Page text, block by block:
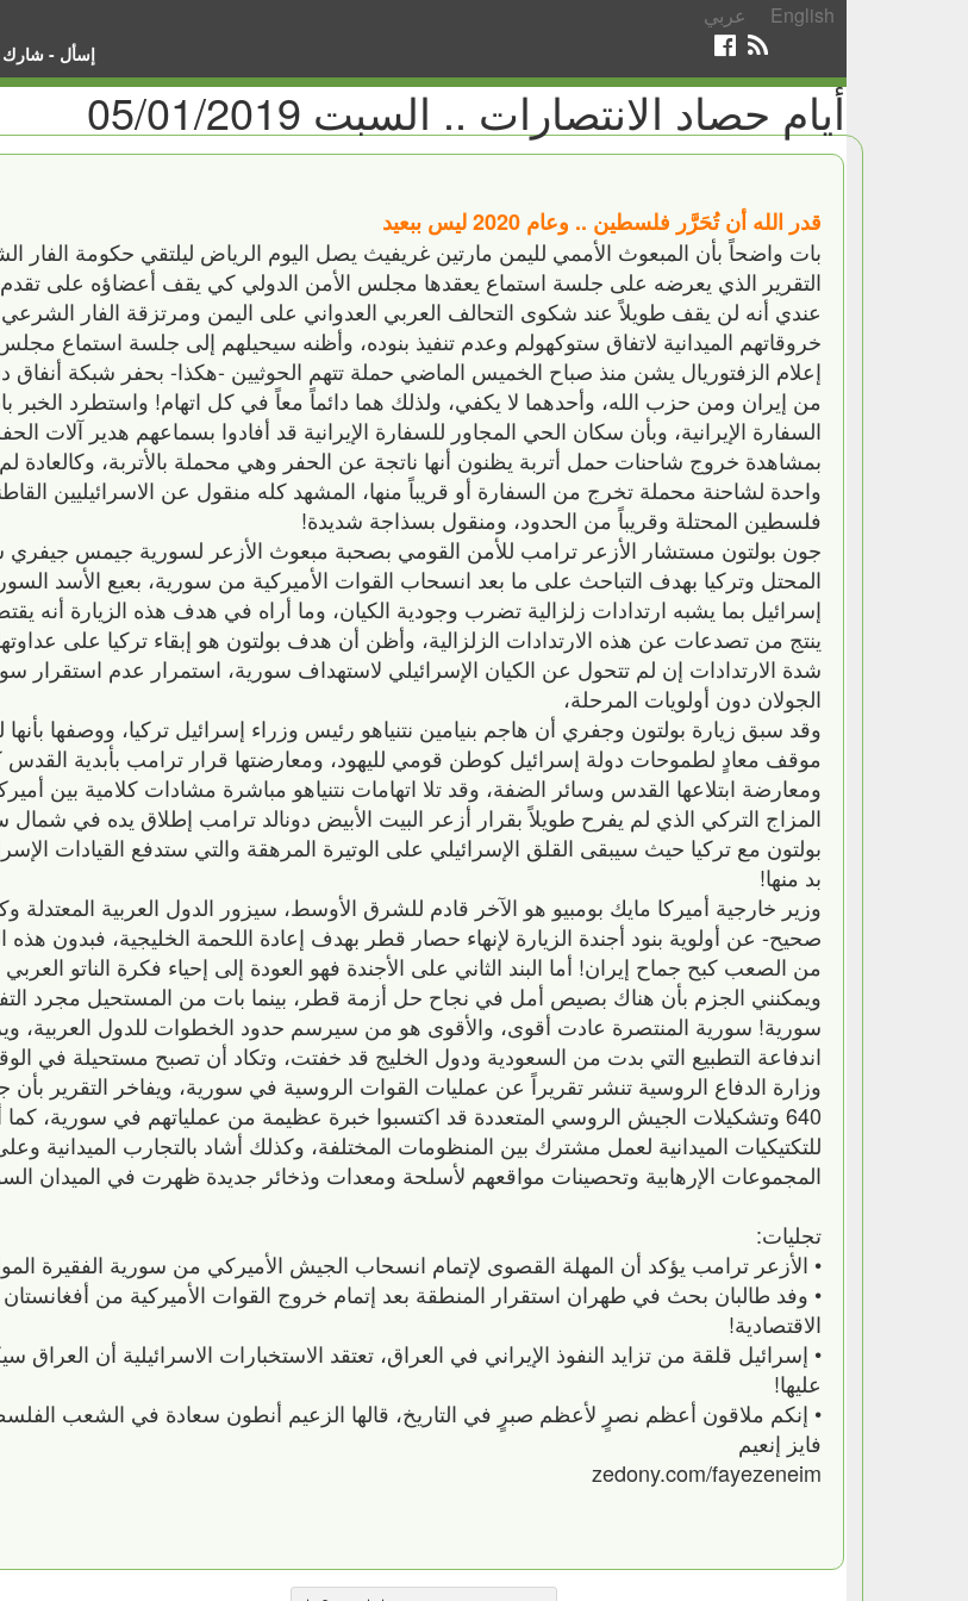
عربي English
إسأل - شارك
أيام حصاد الانتصارات .. السبت 05/01/2019
قدر الله أن تُحَرَّر فلسطين .. وعام 2020 ليس ببعيد
بات واضحاً بأن المبعوث الأممي لليمن مارتين غريفيث يصل اليوم الرياض ليلتقي حكومة الفار
التقرير الذي يعرضه على جلسة استماع يعقدها مجلس الأمن الدولي كي يقف أعضاؤه على
عندي أنه لن يقف طويلاً عند شكوى التحالف العربي العدواني على اليمن ومرتزقة الفار
خروقاتهم الميدانية لاتفاق ستوكهولم وعدم تنفيذ بنوده، وأظنه سيحيلهم إلى جلسة استماع مجلس
إعلام الزفتوريال يشن منذ صباح الخميس الماضي حملة تتهم الحوثيين -هكذا- بحفر شبكة أنفاق
من إيران ومن حزب الله، وأحدهما لا يكفي، ولذلك هما دائماً معاً في كل اتهام! واستطرد الخبر
السفارة الإيرانية، وبأن سكان الحي المجاور للسفارة الإيرانية قد أفادوا بسماعهم هدير آلات
بمشاهدة خروج شاحنات حمل أتربة يظنون أنها ناتجة عن الحفر وهي محملة بالأتربة، وكالعادة
واحدة لشاحنة محملة تخرج من السفارة أو قريباً منها، المشهد كله منقول عن الاسرائيليين
فلسطين المحتلة وقريباً من الحدود، ومنقول بسذاجة شديدة!
جون بولتون مستشار الأزعر ترامب للأمن القومي بصحبة مبعوث الأزعر لسورية جيمس
المحتل وتركيا بهدف التباحث على ما بعد انسحاب القوات الأميركية من سورية، بعبع الأسد
إسرائيل بما يشبه ارتدادات زلزالية تضرب وجودية الكيان، وما أراه في هدف هذه الزيارة أنه
ينتج من تصدعات عن هذه الارتدادات الزلزالية، وأظن أن هدف بولتون هو إبقاء تركيا على
شدة الارتدادات إن لم تتحول عن الكيان الإسرائيلي لاستهداف سورية، استمرار عدم استقرار
الجولان دون أولويات المرحلة،
وقد سبق زيارة بولتون وجفري أن هاجم بنيامين نتنياهو رئيس وزراء إسرائيل تركيا، ووصفها
موقف معادٍ لطموحات دولة إسرائيل كوطن قومي لليهود، ومعارضتها قرار ترامب بأبدية القدس
ومعارضة ابتلاعها القدس وسائر الضفة، وقد تلا اتهامات نتنياهو مباشرة مشادات كلامية بين
المزاج التركي الذي لم يفرح طويلاً بقرار أزعر البيت الأبيض دونالد ترامب إطلاق يده في
بولتون مع تركيا حيث سيبقى القلق الإسرائيلي على الوتيرة المرهقة والتي ستدفع القيادات
بد منها!
وزير خارجية أميركا مايك بومبيو هو الآخر قادم للشرق الأوسط، سيزور الدول العربية المعتدلة
صحيح- عن أولوية بنود أجندة الزيارة لإنهاء حصار قطر بهدف إعادة اللحمة الخليجية، فبدون
من الصعب كبح جماح إيران! أما البند الثاني على الأجندة فهو العودة إلى إحياء فكرة الناتو
ويمكنني الجزم بأن هناك بصيص أمل في نجاح حل أزمة قطر، بينما بات من المستحيل مجرد
سورية! سورية المنتصرة عادت أقوى، والأقوى هو من سيرسم حدود الخطوات للدول العربية،
اندفاعة التطبيع التي بدت من السعودية ودول الخليج قد خفتت، وتكاد أن تصبح مستحيلة في
وزارة الدفاع الروسية تنشر تقريراً عن عمليات القوات الروسية في سورية، ويفاخر التقرير
640 وتشكيلات الجيش الروسي المتعددة قد اكتسبوا خبرة عظيمة من عملياتهم في سورية، كما
للتكتيكيات الميدانية لعمل مشترك بين المنظومات المختلفة، وكذلك أشاد بالتجارب الميدانية
المجموعات الإرهابية وتحصينات مواقعهم لأسلحة ومعدات وذخائر جديدة ظهرت في الميدان
تجليات:
• الأزعر ترامب يؤكد أن المهلة القصوى لإتمام انسحاب الجيش الأميركي من سورية الفقيرة
• وفد طالبان بحث في طهران استقرار المنطقة بعد إتمام خروج القوات الأميركية من
الاقتصادية!
• إسرائيل قلقة من تزايد النفوذ الإيراني في العراق، تعتقد الاستخبارات الاسرائيلية أن
عليها!
• إنكم ملاقون أعظم نصرٍ لأعظم صبرٍ في التاريخ، قالها الزعيم أنطون سعادة في الشعب
فايز إنعيم
zedony.com/fayezeneim